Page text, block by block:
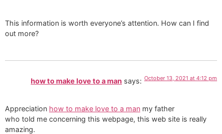
This information is worth everyone’s attention. How can I find
out more?
how to make love to a man says: October 13, 2021 at 4:12 pm
Appreciation how to make love to a man my father
who told me concerning this webpage, this web site is really
amazing.